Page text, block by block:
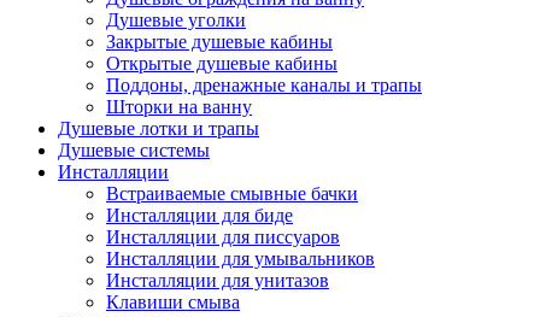
Душевые уголки
Закрытые душевые кабины
Открытые душевые кабины
Поддоны, дренажные каналы и трапы
Шторки на ванну
Душевые лотки и трапы
Душевые системы
Инсталляции
Встраиваемые смывные бачки
Инсталляции для биде
Инсталляции для писсуаров
Инсталляции для умывальников
Инсталляции для унитазов
Клавиши смыва